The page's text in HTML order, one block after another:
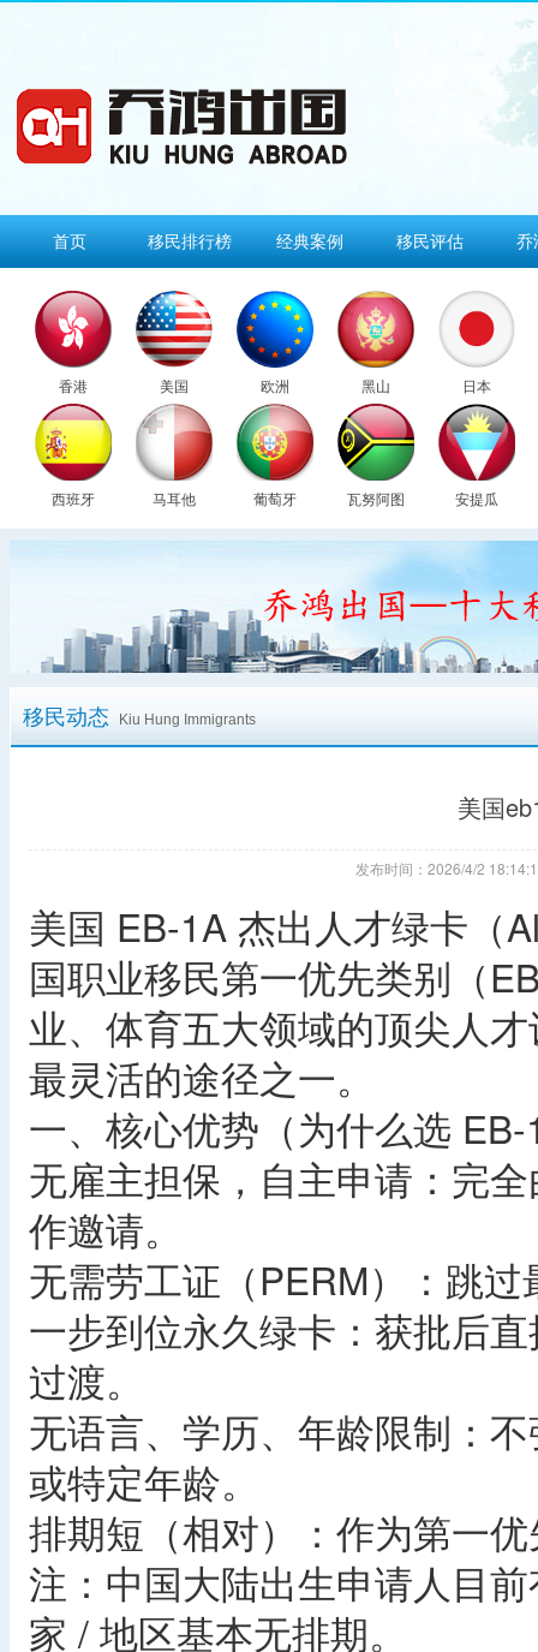
首页 移民排行榜 经典案例 移民评估 乔
香港 美国 欧洲 黑山 日本
西班牙 马耳他 葡萄牙 瓦努阿图 安提瓜
移民动态 Kiu Hung Immigrants
美国
发布时间：2026/4/2
美国 EB-1A 杰出人才绿卡（
国职业移民第一优先类别（
业、体育五大领域的顶尖人
最灵活的途径之一。
一、核心优势（为什么选 EB-
无雇主担保，自主申请：完
作邀请。
无需劳工证（PERM）：跳
一步到位永久绿卡：获批后
过渡。
无语言、学历、年龄限制：
或特定年龄。
排期短（相对）：作为第一
注：中国大陆出生申请人目
家 / 地区基本无排期。